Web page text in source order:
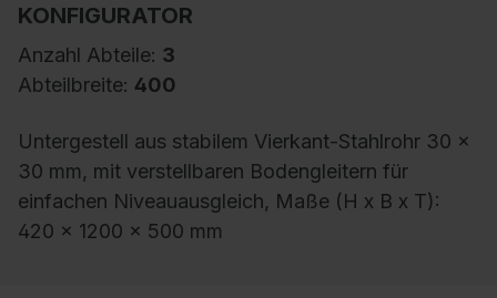
KONFIGURATOR
Anzahl Abteile: 3
Abteilbreite: 400
Untergestell aus stabilem Vierkant-Stahlrohr 30 x
30 mm, mit verstellbaren Bodengleitern für
einfachen Niveauausgleich, Maße (H x B x T):
420 x 1200 x 500 mm